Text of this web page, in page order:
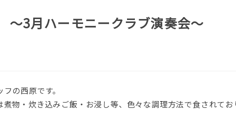
3月ハーモニークラブ演奏会～
の西原です。
物・炊き込みご飯・お浸し等、色々な調理方法で食されて